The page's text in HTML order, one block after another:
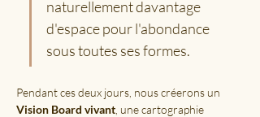
naturellement davantage
d'espace pour l'abondance
sous toutes ses formes.
Pendant ces deux jours, nous créerons un
Vision Board vivant , une cartographie